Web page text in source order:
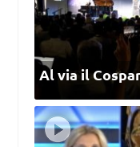
Al via il